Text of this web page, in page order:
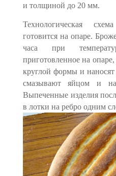
и толщиной до 20 мм.
Технологическая
готовится на опа­ре.
часа при
приготовленное на
круглой формы и
смазывают яйцом и
Выпеченные изделия
в лотки на ребро одним